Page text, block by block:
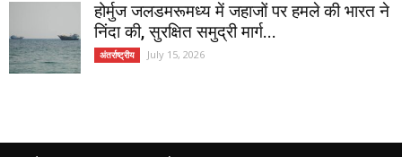
होर्मुज जलडमरूमध्य में जहाजों पर हमले की भारत ने
निंदा की, सुरक्षित समुद्री मार्ग...
अंतर्राष्ट्रीय July 15, 2026